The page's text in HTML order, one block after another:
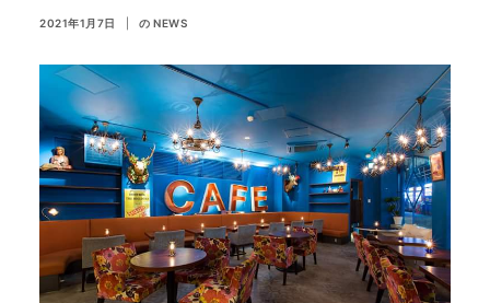
2021年1月7日 の NEWS